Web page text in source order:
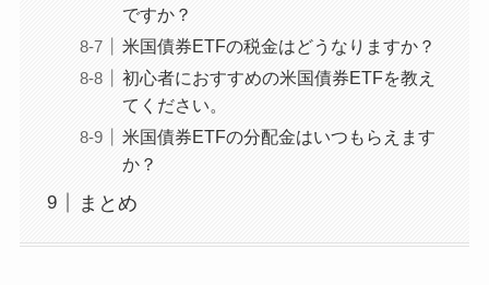
ですか？
米国債券ETFの税金はどうなりますか？
初心者におすすめの米国債券ETFを教え
てください。
米国債券ETFの分配金はいつもらえます
か？
まとめ